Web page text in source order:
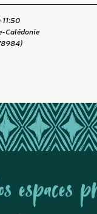
Calédonie
)
espaces